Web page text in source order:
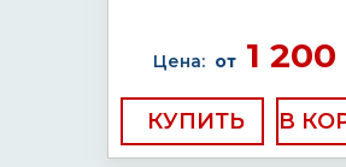
Цена: от 1 200
КУПИТЬ